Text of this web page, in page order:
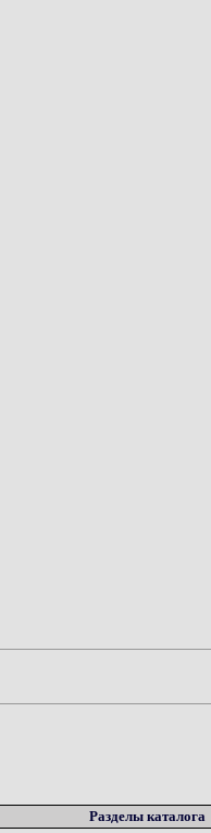
Разделы каталога